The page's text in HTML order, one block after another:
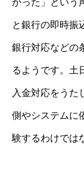
かった」という
と銀行の即時振
銀行対応などの
るようです。土
入金対応をうた
側やシステムに
験するわけでは